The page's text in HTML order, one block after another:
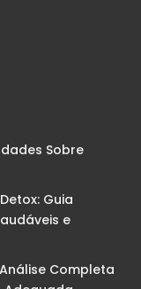
Sobre
Guia
e
Completa